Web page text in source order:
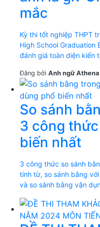
mắc
Kỳ thi tốt nghiệp THPT
High School Graduation
đánh giá toàn diện kiến
Đăng bởi Anh ngữ Athena
So sánh
3 công
biến nhất
3 công thức so sánh
tính từ, so sánh bằng
và so sánh bằng vận